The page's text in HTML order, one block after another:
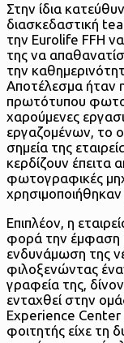
Στην ίδια
διασκεδαστική
την Eurolife FFH
της να
την
Αποτέλεσμα ήταν
πρωτότυπου
χαρούμενες
εργαζομένων, το
σημεία της
κερδίζουν έπειτα
φωτογραφικές
Επιπλέον, η
φορά την έμφαση
ενδυνάμωση της
φιλοξενώντας
γραφεία της,
ενταχθεί στην
Experience Center
φοιτητής είχε τη